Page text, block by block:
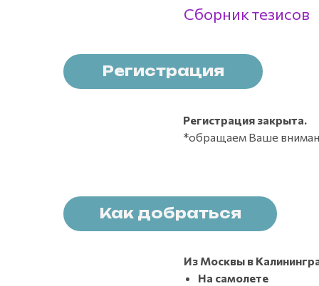
Сборник тезисов
Регистрация
Регистрация закрыта.
*обращаем Ваше
Как добраться
Из Москвы в
На самолете